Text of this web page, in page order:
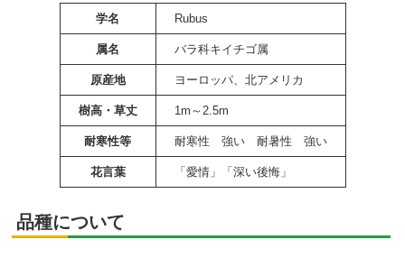
学名 Rubus
属名 バラ科キイチゴ属
原産地 ヨーロッパ、北アメリカ
樹高・草丈 1m～2.5m
耐寒性等 耐寒性 強い 耐暑性 強い
花言葉 「愛情」「深い後悔」
品種について
X
Facebook